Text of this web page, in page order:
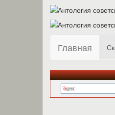
Главная